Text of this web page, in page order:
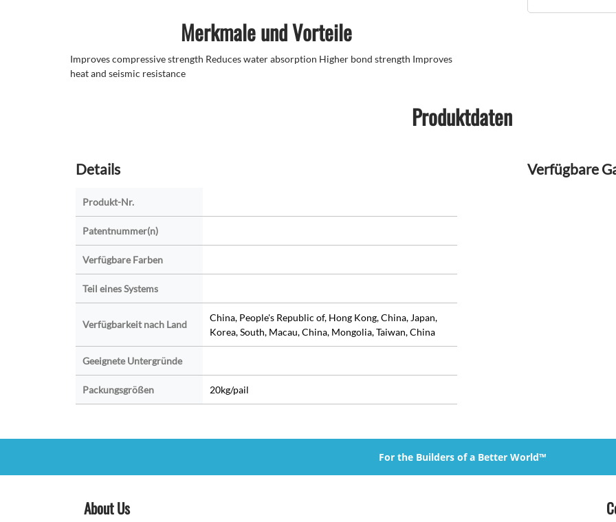
Merkmale und Vorteile
Improves compressive strength Reduces water absorption Higher bond strength Improves
heat and seismic resistance
Produktdaten
Details
Produkt-Nr.
Patentnummer(n)
Verfügbare Farben
Teil eines Systems
Verfügbarkeit nach Land
China, People's Republic of, Hong Kong, China, Japan,
Korea, South, Macau, China, Mongolia, Taiwan, China
Geeignete Untergründe
Packungsgrößen 20kg/pail
Verfügbare
For the Builders of a Better World™
About Us